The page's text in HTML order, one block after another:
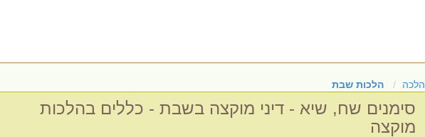
הלכה הלכות שבת
סימנים שח, שיא - דיני מוקצה בשבת - כללים בהלכות
מוקצה